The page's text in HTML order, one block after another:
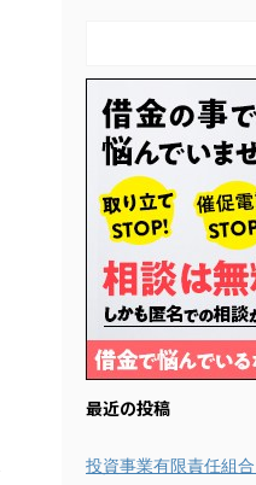
最近の投稿
投資事業有限責任組